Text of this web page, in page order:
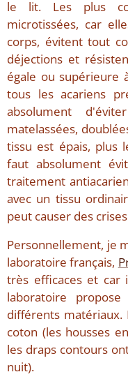
le lit. Les plus
microtissées, car
corps, évitent tout
déjections et
égale ou supérieure
tous les acariens
absolument
matelassées,
tissu est épais, plus
faut absolument
traitement
avec un tissu
peut causer des
Personnellement, je
laboratoire français,
très efficaces et car
laboratoire
différents matériaux.
coton (les housses
les draps contours
nuit).